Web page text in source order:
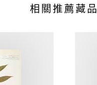
相關推薦藏品